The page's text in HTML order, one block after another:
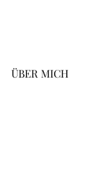
ÜBER MICH